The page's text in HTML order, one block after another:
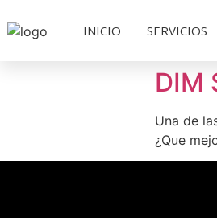
INICIO SERVICIOS
DIM
Una de
¿Que